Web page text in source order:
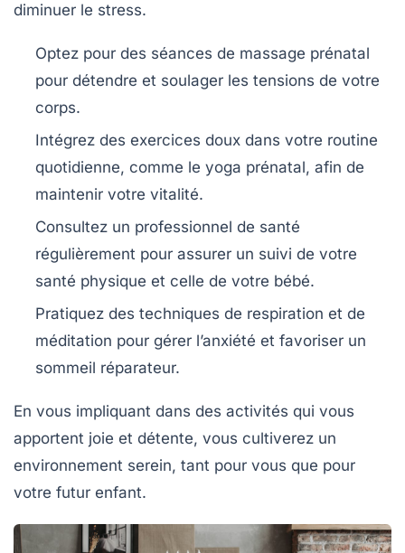
diminuer le stress.
Optez pour des séances de massage prénatal
pour détendre et soulager les tensions de votre
corps.
Intégrez des exercices doux dans votre routine
quotidienne, comme le yoga prénatal, afin de
maintenir votre vitalité.
Consultez un professionnel de santé
régulièrement pour assurer un suivi de votre
santé physique et celle de votre bébé.
Pratiquez des techniques de respiration et de
méditation pour gérer l’anxiété et favoriser un
sommeil réparateur.
En vous impliquant dans des activités qui vous
apportent joie et détente, vous cultiverez un
environnement serein, tant pour vous que pour
votre futur enfant.